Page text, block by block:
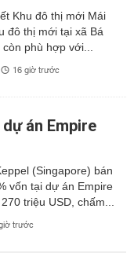
Khu đô thị mới Mái
đô thị mới tại xã Bá
phù hợp với...
16 giờ trước
án Empire
(Singapore) bán
vốn tại dự án Empire
triệu USD, chấm...
trước